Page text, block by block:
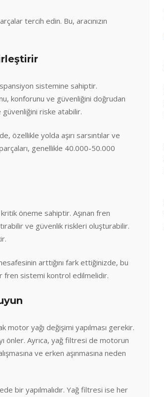
tercih edin. Bu, aracınızın
sistemine sahiptir.
konforunu ve güvenliğini doğrudan
güvenliğini riske atabilir.
özellikle yolda aşırı sarsıntılar ve
genellikle 40.000-50.000
öneme sahiptir. Aşınan fren
ve güvenlik riskleri oluşturabilir.
arttığını fark ettiğinizde, bu
fren sistemi kontrol edilmelidir.
motor yağı değişimi yapılması gerekir.
önler. Ayrıca, yağ filtresi de motorun
ve erken aşınmasına neden
bir yapılmalıdır. Yağ filtresi ise her